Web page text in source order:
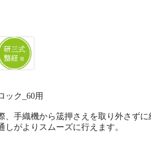
ック_60用
、手織機から筬押さえを取り外さずに
がよりスムーズに行えます。